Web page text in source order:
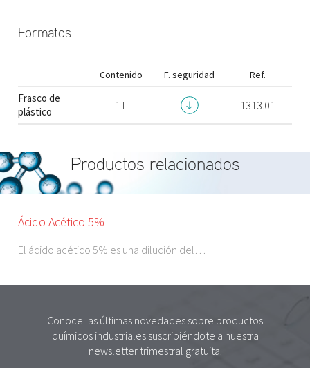
Formatos
Contenido F. seguridad Ref.
Frasco de
plástico
1 L 1313.01
Productos relacionados
Ácido Acético 5%
El ácido acético 5% es una dilución del…
Conoce las últimas novedades sobre productos
químicos industriales suscribiéndote a nuestra
newsletter trimestral gratuita.